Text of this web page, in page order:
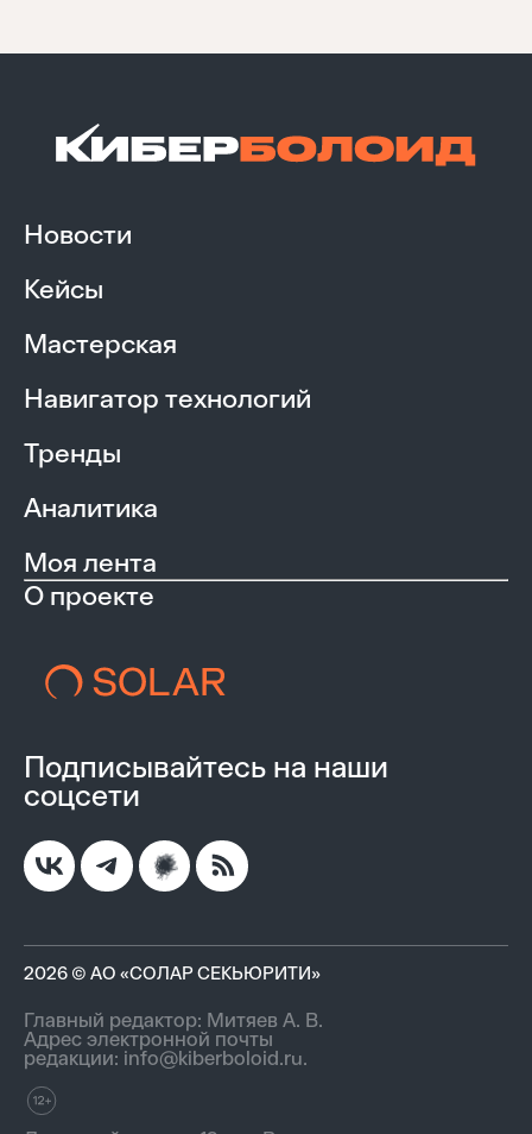
Новости
Кейсы
Мастерская
Навигатор технологий
Тренды
Аналитика
Моя лента
О проекте
Подписывайтесь на наши
соцсети
2026 © АО «СОЛАР СЕКЬЮРИТИ»
Главный редактор: Митяев А. В.
Адрес электронной почты
редакции: info@kiberboloid.ru.